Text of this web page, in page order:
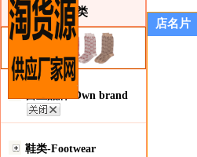
类目详细分类
自主品牌-Own brand
鞋类-Footwear
店名片